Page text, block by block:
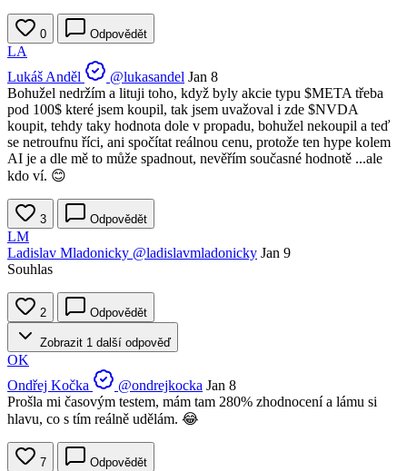
0 Odpovědět
LA
Lukáš Anděl
@lukasandel Jan 8
Bohužel nedržím a lituji toho, když byly akcie typu $META třeba
pod 100$ které jsem koupil, tak jsem uvažoval i zde $NVDA
koupit, tehdy taky hodnota dole v propadu, bohužel nekoupil a teď
se netroufnu říci, ani spočítat reálnou cenu, protože ten hype kolem
AI je a dle mě to může spadnout, nevěřím současné hodnotě ...ale
kdo ví. 😊
3 Odpovědět
LM
Ladislav Mladonicky @ladislavmladonicky Jan 9
Souhlas
2 Odpovědět
Zobrazit 1 další odpověď
OK
Ondřej Kočka
@ondrejkocka Jan 8
Prošla mi časovým testem, mám tam 280% zhodnocení a lámu si
hlavu, co s tím reálně udělám. 😂
7 Odpovědět